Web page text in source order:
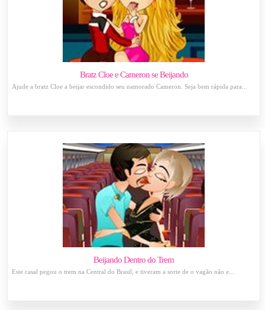
Bratz Cloe e Cameron se Beijando
Ajude a bratz Cloe a beijar escondido seu namorado Cameron. Seja bem rápida para...
Beijando Dentro do Trem
Este casal pegou o trem na Central do Brasil, e tiveram a sorte de o vagão não e...